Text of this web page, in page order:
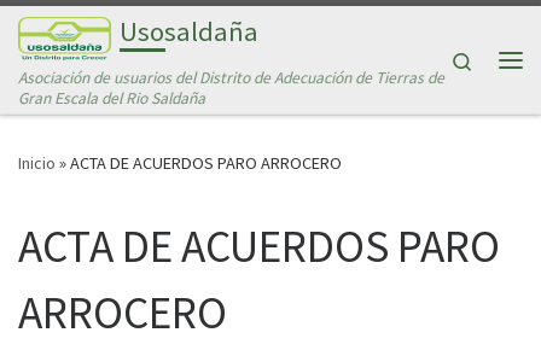
Saltar al contenidoUsosaldaña
Asociación de usuarios del Distrito de Adecuación de Tierras de
Gran Escala del Rio Saldaña
Search
Inicio »ACTA DE ACUERDOS PARO ARROCERO
ACTA DE ACUERDOS PARO
ARROCERO